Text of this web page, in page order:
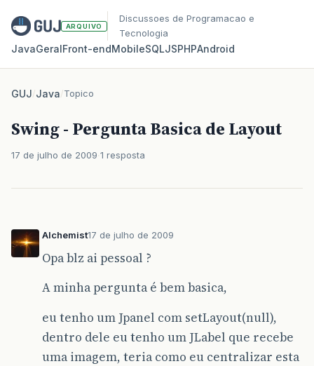
ARQUIVO
Discussoes de Programacao e
Tecnologia
JavaGeralFront‑endMobileSQLJSPHPAndroid
GUJ/Java/Topico
Swing - Pergunta Basica de Layout
17 de julho de 2009 1 resposta
Alchemist17 de julho de 2009
Opa blz ai pessoal ?
A minha pergunta é bem basica,
eu tenho um Jpanel com setLayout(null),
dentro dele eu tenho um JLabel que recebe
uma imagem, teria como eu centralizar esta